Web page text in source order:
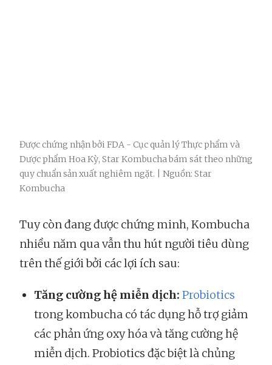
Được chứng nhận bởi FDA - Cục quản lý Thực phẩm và
Dược phẩm Hoa Kỳ, Star Kombucha bám sát theo những
quy chuẩn sản xuất nghiêm ngặt. | Nguồn: Star
Kombucha
Tuy còn đang được chứng minh, Kombucha
nhiều năm qua vẫn thu hút người tiêu dùng
trên thế giới bởi các lợi ích sau:
Tăng cường hệ miễn dịch: Probiotics
trong kombucha có tác dụng hỗ trợ giảm
các phản ứng oxy hóa và tăng cường hệ
miễn dịch. Probiotics đặc biệt là chủng